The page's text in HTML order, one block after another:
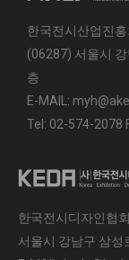
한국전시산업진흥
(06287) 서울시
층
E-MAIL:
Tel: 02-574-2078
한국전시디자인협회
서울시 강남구 삼성